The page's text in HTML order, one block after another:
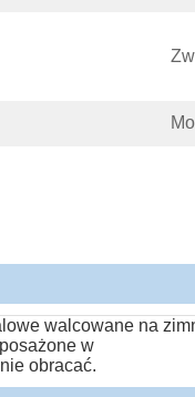
walcowane na
w
obracać.